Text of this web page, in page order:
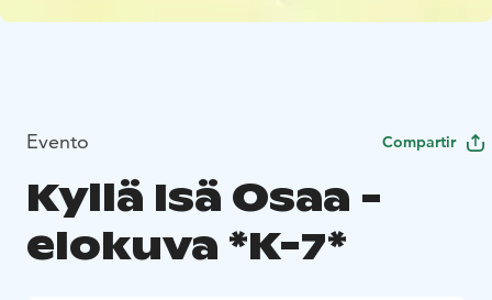
Evento Compartir
Kyllä Isä Osaa -
elokuva *K-7*